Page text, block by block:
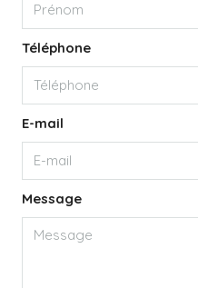
Téléphone
E-mail
Message